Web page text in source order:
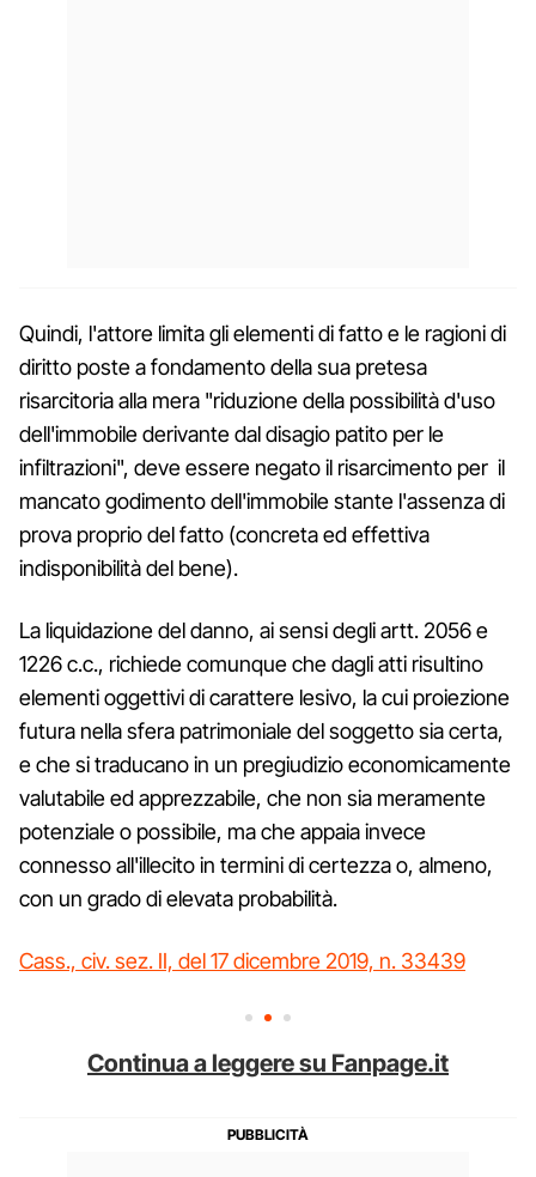
Quindi, l'attore limita gli elementi di fatto e le ragioni di
diritto poste a fondamento della sua pretesa
risarcitoria alla mera "riduzione della possibilità d'uso
dell'immobile derivante dal disagio patito per le
infiltrazioni", deve essere negato il risarcimento per il
mancato godimento dell'immobile stante l'assenza di
prova proprio del fatto (concreta ed effettiva
indisponibilità del bene).
La liquidazione del danno, ai sensi degli artt. 2056 e
1226 c.c., richiede comunque che dagli atti risultino
elementi oggettivi di carattere lesivo, la cui proiezione
futura nella sfera patrimoniale del soggetto sia certa,
e che si traducano in un pregiudizio economicamente
valutabile ed apprezzabile, che non sia meramente
potenziale o possibile, ma che appaia invece
connesso all'illecito in termini di certezza o, almeno,
con un grado di elevata probabilità.
Cass., civ. sez. II, del 17 dicembre 2019, n. 33439
Continua a leggere su Fanpage.it